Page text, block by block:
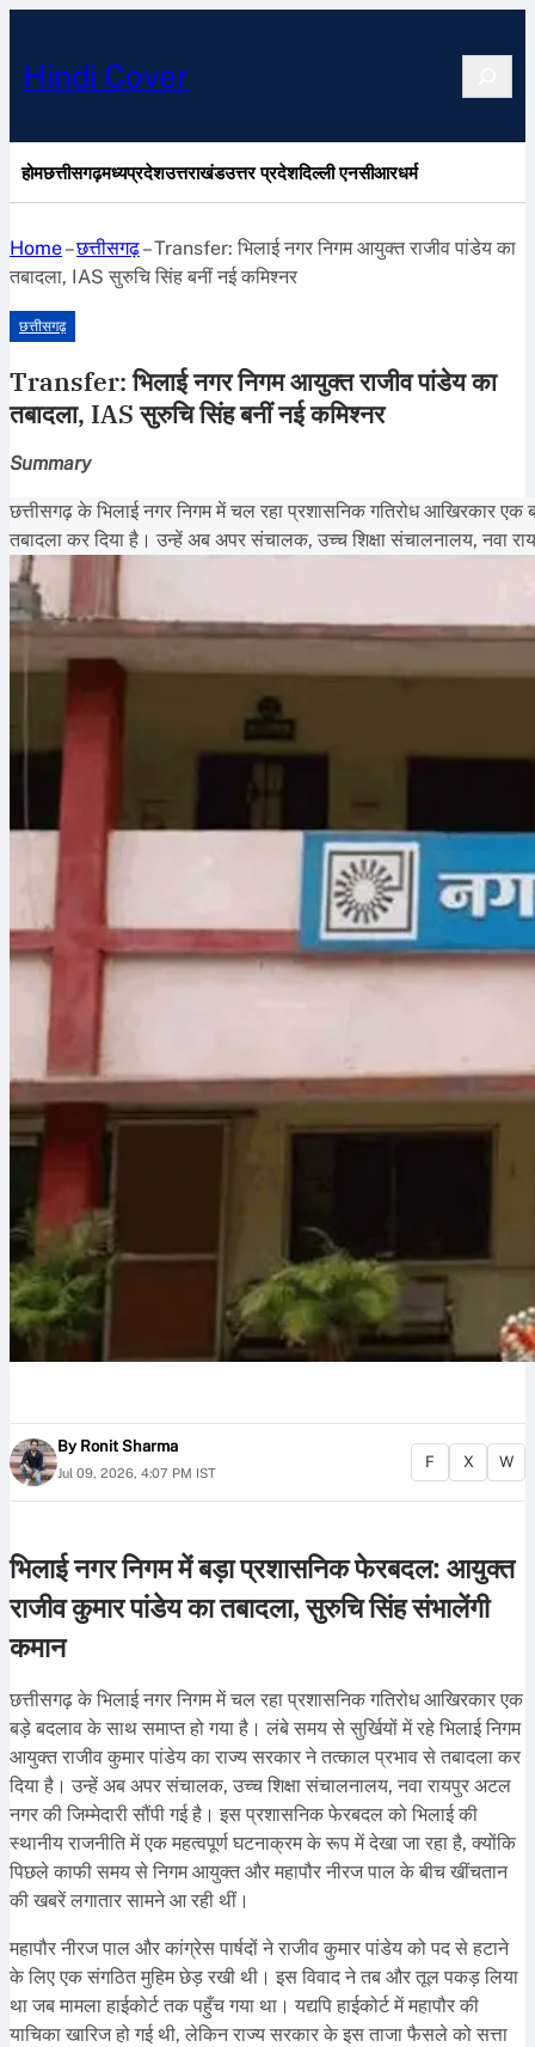
Hindi Cover
होमछत्तीसगढ़मध्यप्रदेशउत्तराखंडउत्तर प्रदेशदिल्ली एनसीआरधर्म
Home–छत्तीसगढ़–Transfer: भिलाई नगर निगम आयुक्त राजीव पांडेय का
तबादला, IAS सुरुचि सिंह बनीं नई कमिश्नर
छत्तीसगढ़
Transfer: भिलाई नगर निगम आयुक्त राजीव पांडेय का
तबादला, IAS सुरुचि सिंह बनीं नई कमिश्नर
Summary
छत्तीसगढ़ के भिलाई नगर निगम में चल रहा प्रशासनिक गतिरोध आखिरकार
तबादला कर दिया है। उन्हें अब अपर संचालक, उच्च शिक्षा संचालनालय, नवा
By Ronit Sharma
Jul 09, 2026, 4:07 PM IST
F X W
भिलाई नगर निगम में बड़ा प्रशासनिक फेरबदल: आयुक्त
राजीव कुमार पांडेय का तबादला, सुरुचि सिंह संभालेंगी
कमान
छत्तीसगढ़ के भिलाई नगर निगम में चल रहा प्रशासनिक गतिरोध आखिरकार एक
बड़े बदलाव के साथ समाप्त हो गया है। लंबे समय से सुर्खियों में रहे भिलाई निगम
आयुक्त राजीव कुमार पांडेय का राज्य सरकार ने तत्काल प्रभाव से तबादला कर
दिया है। उन्हें अब अपर संचालक, उच्च शिक्षा संचालनालय, नवा रायपुर अटल
नगर की जिम्मेदारी सौंपी गई है। इस प्रशासनिक फेरबदल को भिलाई की
स्थानीय राजनीति में एक महत्वपूर्ण घटनाक्रम के रूप में देखा जा रहा है, क्योंकि
पिछले काफी समय से निगम आयुक्त और महापौर नीरज पाल के बीच खींचतान
की खबरें लगातार सामने आ रही थीं।
महापौर नीरज पाल और कांग्रेस पार्षदों ने राजीव कुमार पांडेय को पद से हटाने
के लिए एक संगठित मुहिम छेड़ रखी थी। इस विवाद ने तब और तूल पकड़ लिया
था जब मामला हाईकोर्ट तक पहुँच गया था। यद्यपि हाईकोर्ट में महापौर की
याचिका खारिज हो गई थी, लेकिन राज्य सरकार के इस ताजा फैसले को सत्ता